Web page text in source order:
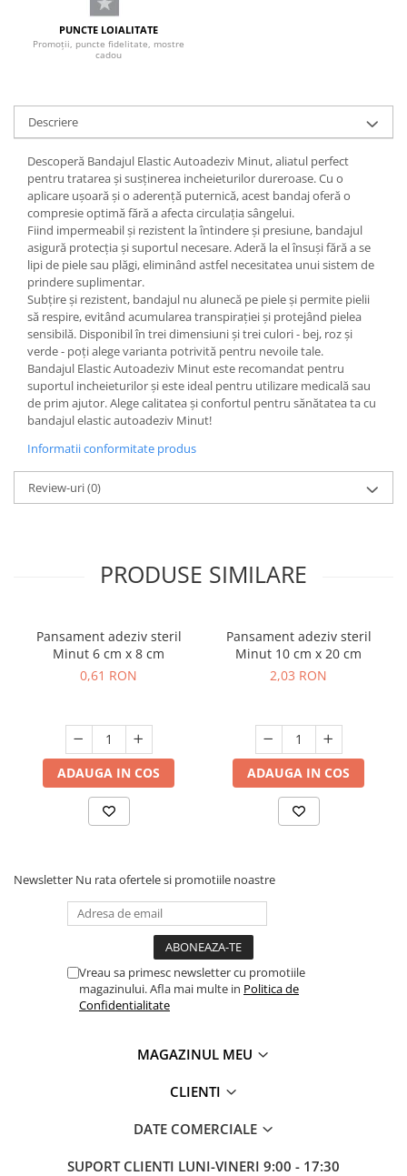
PUNCTE LOIALITATE
Promoții, puncte fidelitate, mostre
cadou
Descriere
Descoperă Bandajul Elastic Autoadeziv Minut, aliatul perfect
pentru tratarea și susținerea incheieturilor dureroase. Cu o
aplicare ușoară și o aderență puternică, acest bandaj oferă o
compresie optimă fără a afecta circulația sângelui.
Fiind impermeabil și rezistent la întindere și presiune, bandajul
asigură protecția și suportul necesare. Aderă la el însuși fără a se
lipi de piele sau plăgi, eliminând astfel necesitatea unui sistem de
prindere suplimentar.
Subțire și rezistent, bandajul nu alunecă pe piele și permite pielii
să respire, evitând acumularea transpirației și protejând pielea
sensibilă. Disponibil în trei dimensiuni și trei culori - bej, roz și
verde - poți alege varianta potrivită pentru nevoile tale.
Bandajul Elastic Autoadeziv Minut este recomandat pentru
suportul incheieturilor și este ideal pentru utilizare medicală sau
de prim ajutor. Alege calitatea și confortul pentru sănătatea ta cu
bandajul elastic autoadeziv Minut!
Informatii conformitate produs
Review-uri(0)
PRODUSE SIMILARE
Pansament adeziv steril
Minut 6 cm x 8 cm
0,61 RON
ADAUGA IN COS
Pansament adeziv steril
Minut 10 cm x 20 cm
2,03 RON
ADAUGA IN COS
Newsletter Nu rata ofertele si promotiile noastre
Vreau sa primesc newsletter cu promotiile
magazinului. Afla mai multe in Politica de
Confidentialitate
MAGAZINUL MEU
CLIENTI
DATE COMERCIALE
SUPORT CLIENTI LUNI-VINERI 9:00 - 17:30